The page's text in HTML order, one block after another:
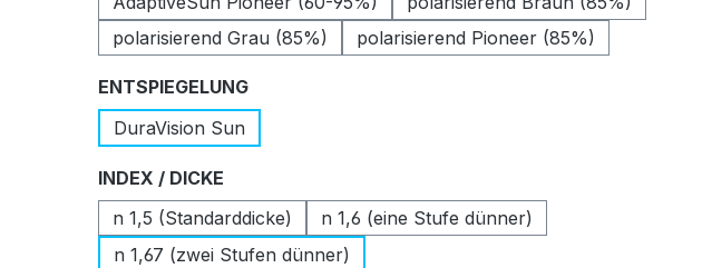
polarisierend Grau (85%)
polarisierend Pioneer (85%)
ENTSPIEGELUNGauswählen
DuraVision Sun
INDEX / DICKE
n 1,5 (Standarddicke)
n 1,6 (eine Stufe dünner)
n 1,67 (zwei Stufen dünner)